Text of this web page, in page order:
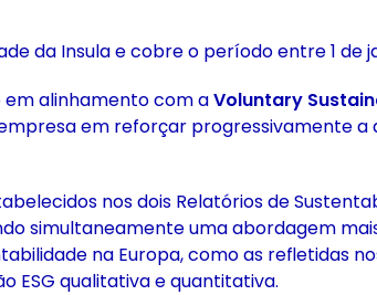
da Insula e cobre o período entre 1 de
alinhamento com aVoluntary
em reforçar progressivamente a
nos dois Relatórios de
simultaneamente uma abordagem
na Europa, como as refletidas
ESG qualitativa e quantitativa.